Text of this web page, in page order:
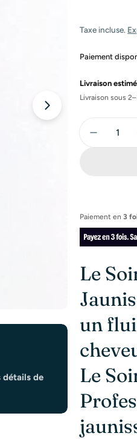
détails de
Taxe incluse.
Paiement
Livraison
Livraison sous
Paiement en3
Le
un
Le